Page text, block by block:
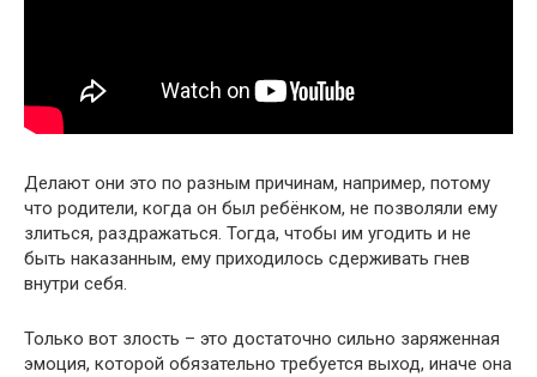
Делают они это по разным причинам, например, потому
что родители, когда он был ребёнком, не позволяли ему
злиться, раздражаться. Тогда, чтобы им угодить и не
быть наказанным, ему приходилось сдерживать гнев
внутри себя.
Только вот злость – это достаточно сильно заряженная
эмоция, которой обязательно требуется выход, иначе она